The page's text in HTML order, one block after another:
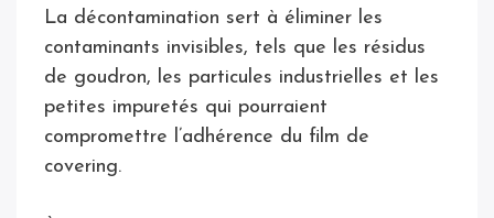
La décontamination sert à éliminer les
contaminants invisibles, tels que les résidus
de goudron, les particules industrielles et les
petites impuretés qui pourraient
compromettre l’adhérence du film de
covering.